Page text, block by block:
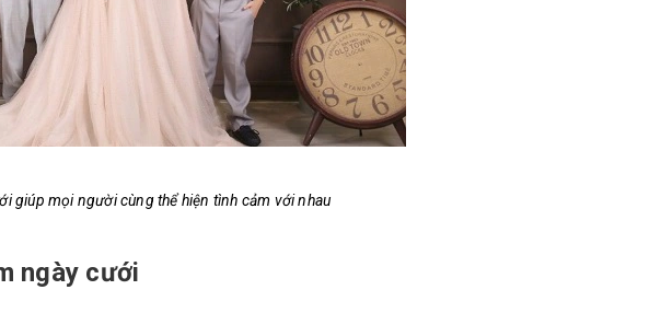
giúp mọi người cùng thể hiện tình cảm với nhau
ngày cưới